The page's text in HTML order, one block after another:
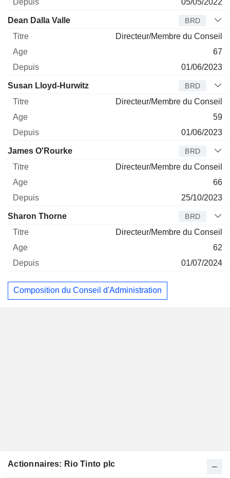
Dean Dalla Valle BRD
Directeur/Membre du Conseil
67
01/06/2023
Susan Lloyd-Hurwitz BRD
Directeur/Membre du Conseil
59
01/06/2023
James O'Rourke BRD
Directeur/Membre du Conseil
66
25/10/2023
Sharon Thorne BRD
Directeur/Membre du Conseil
62
01/07/2024
Composition du Conseil d'Administration
Actionnaires: Rio Tinto plc